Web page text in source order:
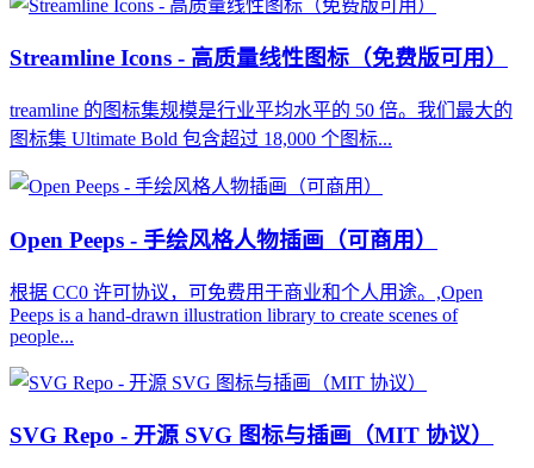
Streamline Icons - 高质量线性图标（免费版可用）
treamline 的图标集规模是行业平均水平的 50 倍。我们最大的
图标集 Ultimate Bold 包含超过 18,000 个图标...
Open Peeps - 手绘风格人物插画（可商用）
根据 CC0 许可协议，可免费用于商业和个人用途。,Open
Peeps is a hand-drawn illustration library to create scenes of
people...
SVG Repo - 开源 SVG 图标与插画（MIT 协议）